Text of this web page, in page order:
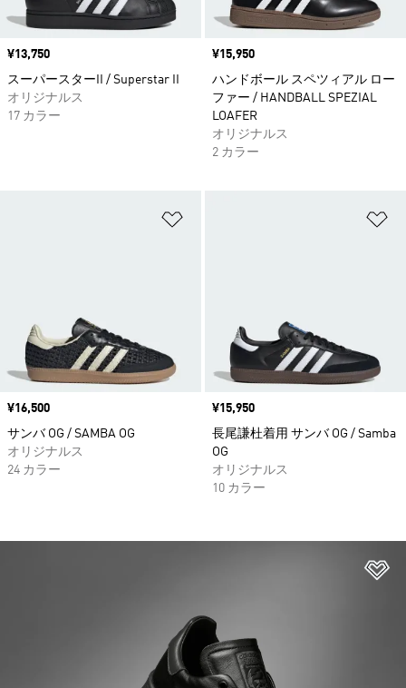
価格
¥13,750
スーパースターII / Superstar II
オリジナルス
17 カラー
価格
¥15,950
ハンドボール スペツィアル ロー
ファー / HANDBALL SPEZIAL
LOAFER
オリジナルス
2 カラー
価格
¥16,500
サンバ OG / SAMBA OG
オリジナルス
24 カラー
価格
¥15,950
長尾謙杜着用 サンバ OG / Samba
OG
オリジナルス
10 カラー